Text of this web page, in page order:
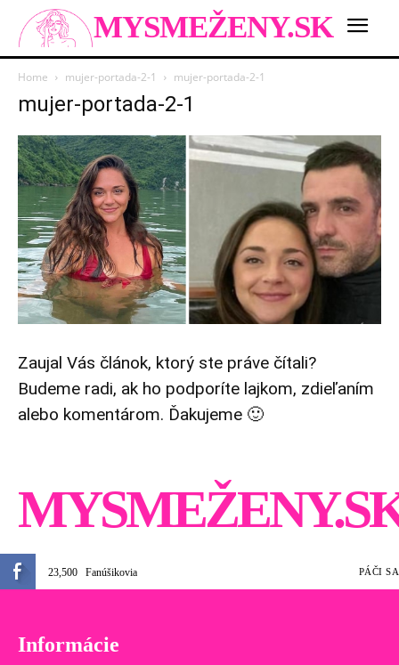
MYSMEŽENY.SK
Home mujer-portada-2-1 mujer-portada-2-1
mujer-portada-2-1
Zaujal Vás článok, ktorý ste práve čítali?
Budeme radi, ak ho podporíte lajkom, zdieľaním
alebo komentárom. Ďakujeme 🙂
23,500 Fanúšikovia PÁČI SA
Informácie